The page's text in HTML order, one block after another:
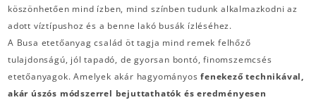
köszönhetően mind ízben, mind színben tudunk alkalmazkodni az
adott víztípushoz és a benne lakó busák ízléséhez.
A Busa etetőanyag család öt tagja mind remek felhőző
tulajdonságú, jól tapadó, de gyorsan bontó, finomszemcsés
etetőanyagok. Amelyek akár hagyományos fenekező technikával,
akár úszós módszerrel bejuttathatók és eredményesen